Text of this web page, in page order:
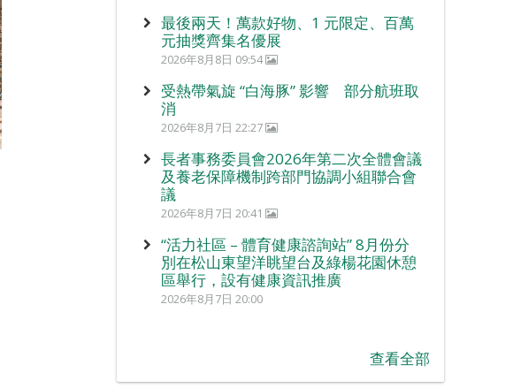
最後兩天！萬款好物、1 元限定、百萬
元抽獎齊集名優展
2026年8月8日 09:54
受熱帶氣旋 “白海豚” 影響 部分航班取
消
2026年8月7日 22:27
長者事務委員會2026年第二次全體會議
及養老保障機制跨部門協調小組聯合會
議
2026年8月7日 20:41
“活力社區 – 體育健康諮詢站” 8月份分
別在松山東望洋眺望台及綠楊花園休憩
區舉行，設有健康資訊推廣
2026年8月7日 20:00
查看全部